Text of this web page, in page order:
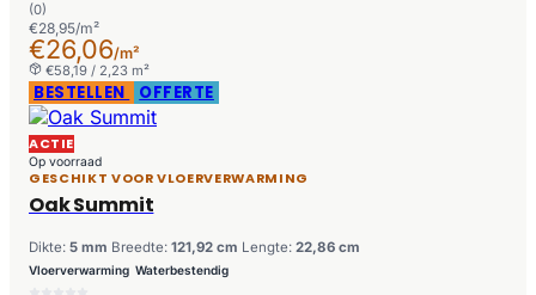
(0)
€28,95/m²
€26,06/m²
€58,19 / 2,23 m²
BESTELLEN OFFERTE
ACTIE
Op voorraad
GESCHIKT VOOR VLOERVERWARMING
Oak Summit
Dikte: 5 mm Breedte: 121,92 cm Lengte: 22,86 cm
Vloerverwarming Waterbestendig